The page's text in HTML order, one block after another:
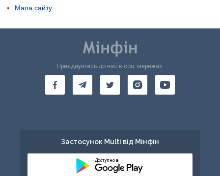
Мапа сайту
Приєднуйтесь до нас в соц. мережах:
Застосунок Multi від Мінфін
Доступно в